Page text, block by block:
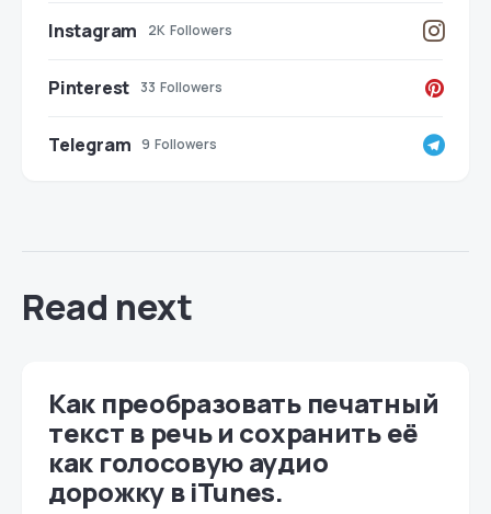
Instagram 2K Followers
Pinterest 33 Followers
Telegram 9 Followers
Read next
Как преобразовать печатный
текст в речь и сохранить её
как голосовую аудио
дорожку в iTunes.